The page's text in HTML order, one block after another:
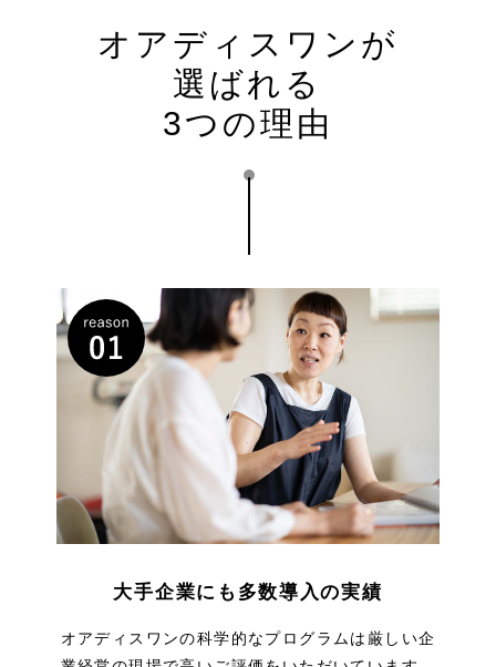
オアディスワンが
選ばれる
3つの理由
大手企業にも多数導入の実績
オアディスワンの科学的なプログラムは厳しい企